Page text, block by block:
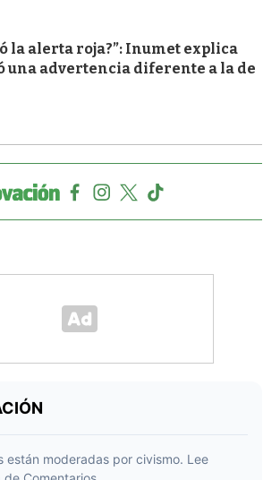
la alerta roja?”: Inumet explica
una advertencia diferente a la de